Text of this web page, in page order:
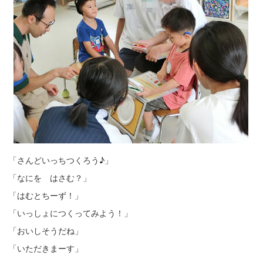
「さんどいっちつくろう♪」
「なにを はさむ？」
「はむとちーず！」
「いっしょにつくってみよう！」
「おいしそうだね」
「いただきまーす」